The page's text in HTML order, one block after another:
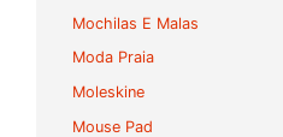
Mochilas E Malas
Moda Praia
Moleskine
Mouse Pad